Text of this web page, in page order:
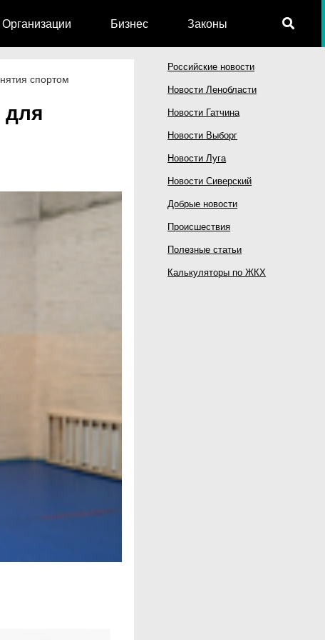
Организации Бизнес Законы
спортом
Российские новости
Новости Ленобласти
Новости Гатчина
Новости Выборг
Новости Луга
Новости Сиверский
Добрые новости
Происшествия
Полезные статьи
Калькуляторы по ЖКХ